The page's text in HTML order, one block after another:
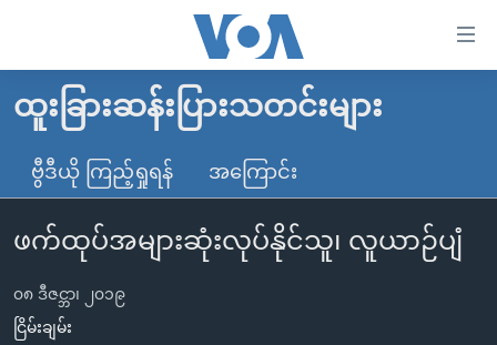
လွယ်ကူ
သည့်
များ
ပင်မ
အကြောင်းအရာ
မူလစာမျက်နှာ
မြန်မာ
ကမ္ဘာ့သတင်းများ
နိုင်ငံတကာ
တရုတ်
ဗွီဒီယို
ရပ်ဝန်းတခု လမ်းတခု အလွန်
ထူးခြားဆန်းပြားသတင်းများ
ဗွီဒီယို ကြည့်ရှုရန် အကြောင်း
ဖက်ထုပ်အများဆုံးလုပ်နိုင်သူ၊ လူယာဉ်ပျံ
၀၈ ဒီဇင္ဘာ၊ ၂၀၁၉
ငြိမ်းချမ်း